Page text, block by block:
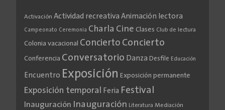
Activación Actividad recreativa Animación lectora
Campeonato Ceremonia Charla Cine Clases Club de lectura
Colonia vacacional Concierto Concierto
Conferencia Conversatorio Danza Desfile Educación
Encuentro Exposición Exposición permanente
Exposición temporal Feria Festival
Inauguración Inauguración Literatura Mediación